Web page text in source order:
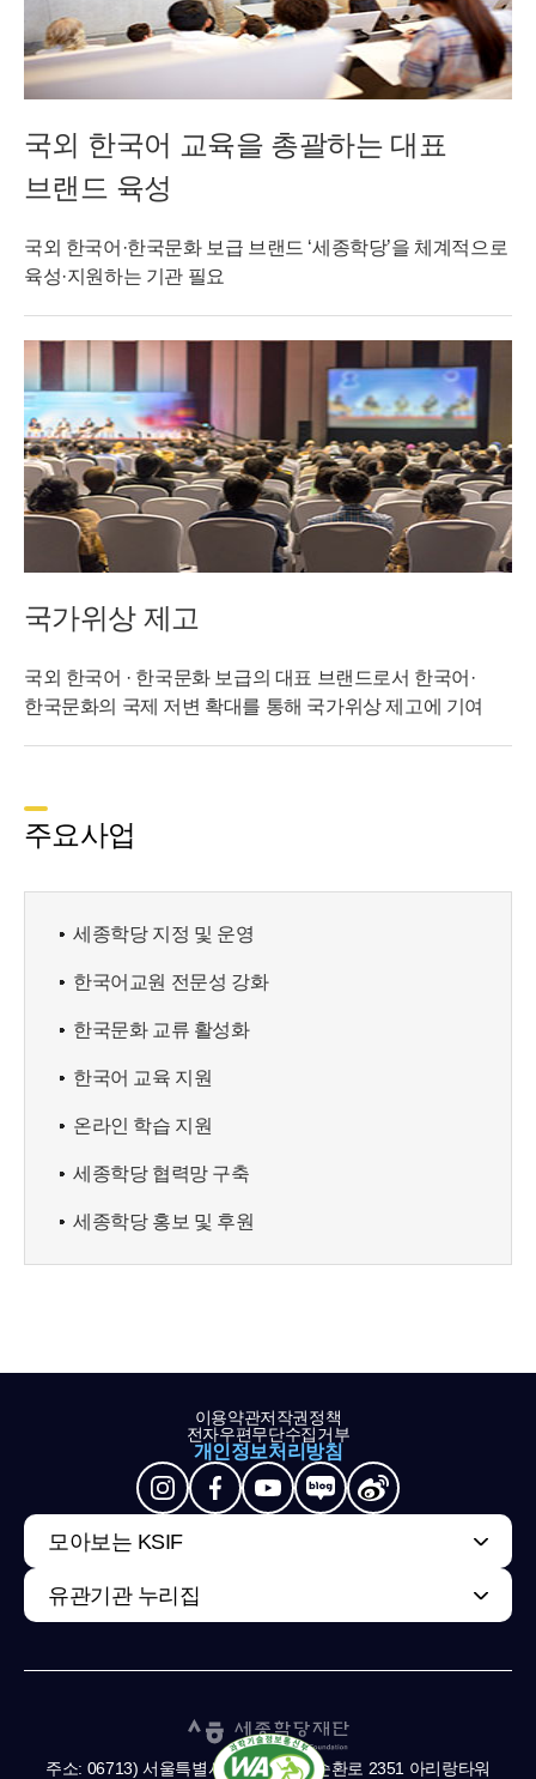
국외 한국어 교육을 총괄하는 대표
브랜드 육성
국외 한국어·한국문화 보급 브랜드 ‘세종학당’을 체계적으로
육성·지원하는 기관 필요
국가위상 제고
국외 한국어 · 한국문화 보급의 대표 브랜드로서 한국어·
한국문화의 국제 저변 확대를 통해 국가위상 제고에 기여
주요사업
세종학당 지정 및 운영
한국어교원 전문성 강화
한국문화 교류 활성화
한국어 교육 지원
온라인 학습 지원
세종학당 협력망 구축
세종학당 홍보 및 후원
이용약관저작권정책
전자우편무단수집거부
개인정보처리방침
모아보는 KSIF
유관기관 누리집
주소: 06713) 서울특별시 서초구 남부순환로 2351 아리랑타워